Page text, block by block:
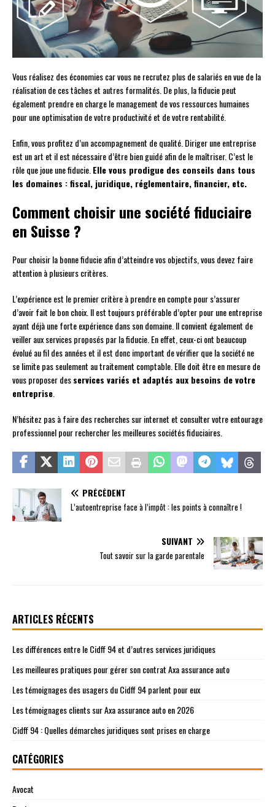
Vous réalisez des économies car vous ne recrutez plus de salariés en vue de la
réalisation de ces tâches et autres formalités. De plus, la fiducie peut
également prendre en charge le management de vos ressources humaines
pour une optimisation de votre productivité et de votre rentabilité.
Enfin, vous profitez d’un accompagnement de qualité. Diriger une entreprise
est un art et il est nécessaire d’être bien guidé afin de le maîtriser. C’est le
rôle que joue une fiducie.Elle vous prodigue des conseils dans tous
les domaines : fiscal, juridique, réglementaire, financier, etc.
Comment choisir une société fiduciaire
en Suisse ?
Pour choisir la bonne fiducie afin d’atteindre vos objectifs, vous devez faire
attention à plusieurs critères.
L’expérience est le premier critère à prendre en compte pour s’assurer
d’avoir fait le bon choix. Il est toujours préférable d’opter pour une entreprise
ayant déjà une forte expérience dans son domaine. Il convient également de
veiller aux services proposés par la fiducie. En effet, ceux-ci ont beaucoup
évolué au fil des années et il est donc important de vérifier que la société ne
se limite pas seulement au traitement comptable. Elle doit être en mesure de
vous proposer desservices variés et adaptés aux besoins de votre
entreprise.
N’hésitez pas à faire des recherches sur internet et consulter votre entourage
professionnel pour rechercher les meilleures sociétés fiduciaires.
PRÉCÉDENT
L’autoentreprise face à l’impôt : les points à connaître !
SUIVANT
Tout savoir sur la garde parentale
ARTICLES RÉCENTS
Les différences entre le Cidff 94 et d’autres services juridiques
Les meilleures pratiques pour gérer son contrat Axa assurance auto
Les témoignages des usagers du Cidff 94 parlent pour eux
Les témoignages clients sur Axa assurance auto en 2026
Cidff 94 : Quelles démarches juridiques sont prises en charge
CATÉGORIES
Avocat